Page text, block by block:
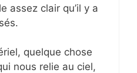
assez clair qu’il y a
quelque chose
nous relie au ciel,